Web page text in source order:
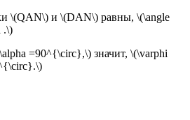
\(QAN\) и \(DAN\) равны, \(\angle
.\)
=90^{\circ},\) значит, \(\varphi